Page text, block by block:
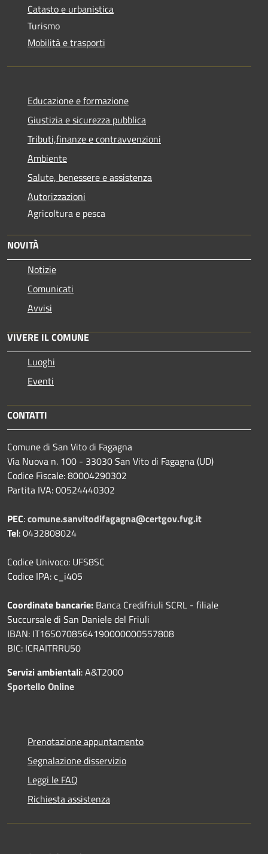
Catasto e urbanistica
Turismo
Mobilità e trasporti
Educazione e formazione
Giustizia e sicurezza pubblica
Tributi,finanze e contravvenzioni
Ambiente
Salute, benessere e assistenza
Autorizzazioni
Agricoltura e pesca
NOVITÀ
Notizie
Comunicati
Avvisi
VIVERE IL COMUNE
Luoghi
Eventi
CONTATTI
Comune di San Vito di Fagagna
Via Nuova n. 100 - 33030 San Vito di Fagagna (UD)
Codice Fiscale: 80004290302
Partita IVA: 00524440302
PEC:comune.sanvitodifagagna@certgov.fvg.it
Tel: 0432808024
Codice Univoco: UFS8SC
Codice IPA: c_i405
Coordinate bancarie: Banca Credifriuli SCRL - filiale
Succursale di San Daniele del Friuli
IBAN: IT16S0708564190000000557808
BIC: ICRAITRRU50
Servizi ambientali: A&T2000
Sportello Online
Prenotazione appuntamento
Segnalazione disservizio
Leggi le FAQ
Richiesta assistenza